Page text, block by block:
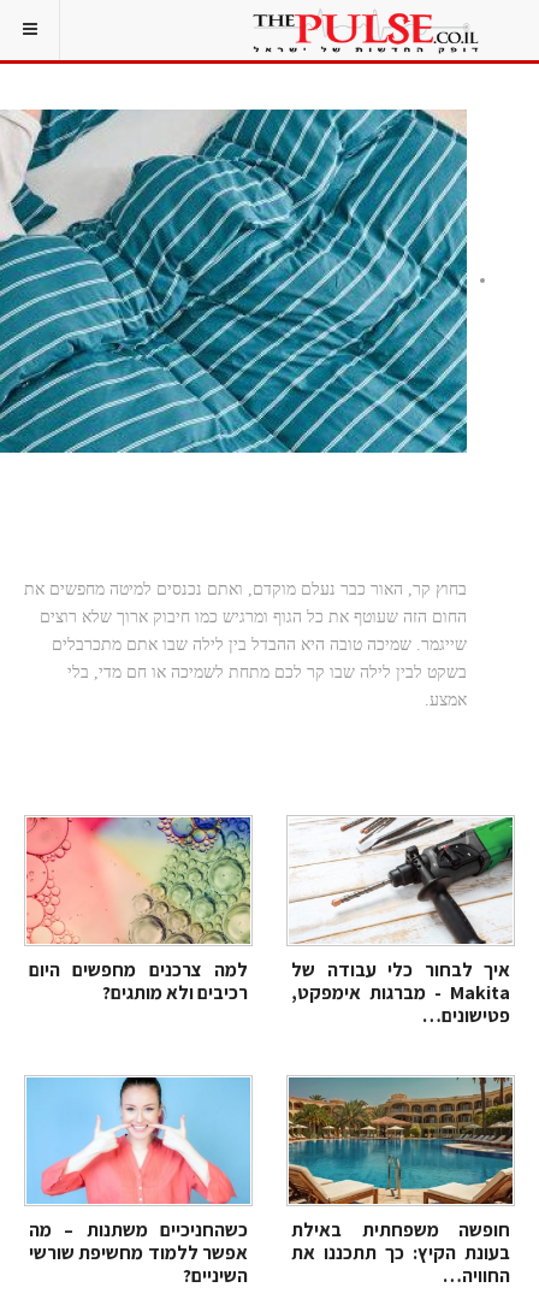
בחוץ קר, האור כבר נעלם מוקדם, ואתם נכנסים למיטה מחפשים את
החום הזה שעוטף את כל הגוף ומרגיש כמו חיבוק ארוך שלא רוצים
שייגמר. שמיכה טובה היא ההבדל בין לילה שבו אתם מתכרבלים
בשקט לבין לילה שבו קר לכם מתחת לשמיכה או חם מדי, בלי
אמצע.
למה צרכנים מחפשים היום
רכיבים ולא מותגים?
איך לבחור כלי עבודה של
Makita - מברגות אימפקט,
פטישונים…
כשהחניכיים משתנות – מה
אפשר ללמוד מחשיפת שורשי
השיניים?
חופשה משפחתית באילת
בעונת הקיץ: כך תתכננו את
החוויה…